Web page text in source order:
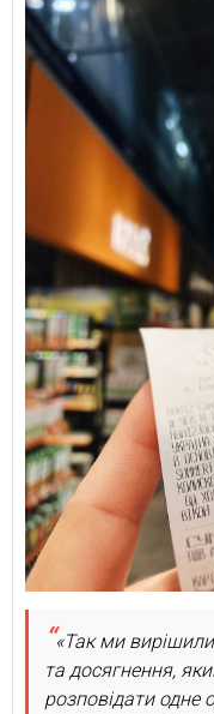
«Так ми
та досягнення,
розповідати одне